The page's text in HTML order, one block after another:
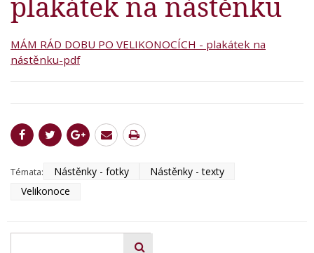
MÁM RÁD DOBU PO VELIKONOCÍCH - plakátek na
nástěnku-pdf
Témata: Nástěnky - fotky
Nástěnky - texty
Velikonoce